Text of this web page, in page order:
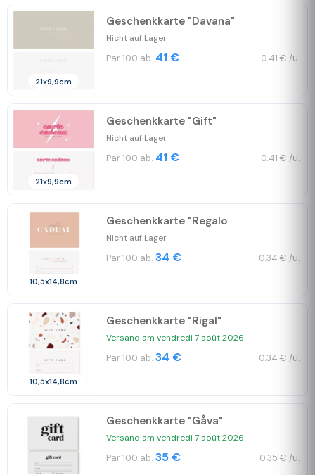
21x9,9cm
Geschenkkarte "Davana"
Nicht auf Lager
Par 100 ab. 41 € 0.41 € /u.
21x9,9cm
Geschenkkarte "Gift"
Nicht auf Lager
Par 100 ab. 41 € 0.41 € /u.
10,5x14,8cm
Geschenkkarte "Regalo
Nicht auf Lager
Par 100 ab. 34 € 0.34 € /u.
10,5x14,8cm
Geschenkkarte "Rigal"
Versand am vendredi 7 août 2026
Par 100 ab. 34 € 0.34 € /u.
Geschenkkarte "Gåva"
Versand am vendredi 7 août 2026
Par 100 ab. 35 € 0.35 € /u.